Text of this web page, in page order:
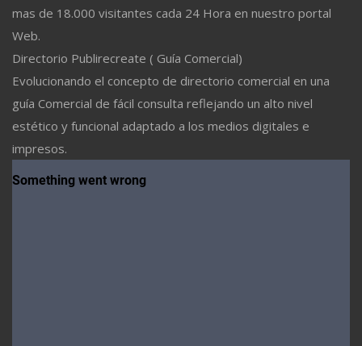
mas de 18.000 visitantes cada 24 Hora en nuestro portal
Web.
Directorio Publirecreate ( Guía Comercial)
Evolucionando el concepto de directorio comercial en una
guía Comercial de fácil consulta reflejando un alto nivel
estético y funcional adaptado a los medios digitales e
impresos.